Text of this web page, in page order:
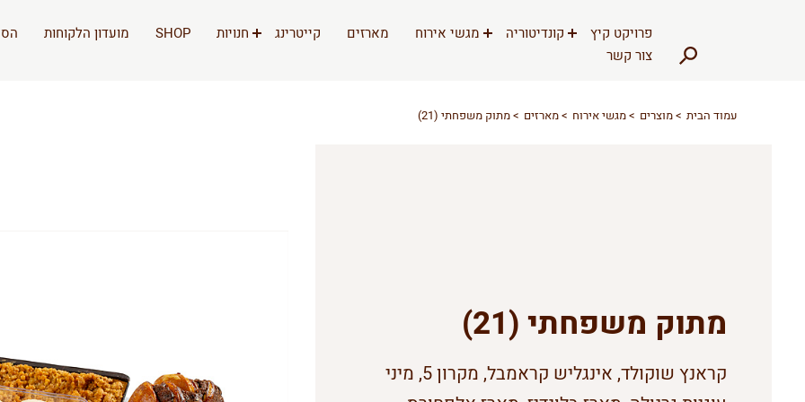
פרויקט קיץ קונדיטוריה מגשי אירוח מארזים קייטרינג חנויות SHOP מועדון הלקוחות
צור קשר
עמוד הבית מוצרים מגשי אירוח מארזים מתוק משפחתי (21)
מתוק משפחתי (21)
קראנץ שוקולד, אינגליש קראמבל, מקרון 5, מיני